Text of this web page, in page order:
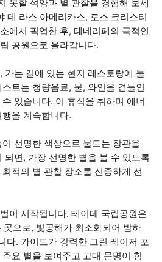
못할 석양과 별 관찰을 경험해 보세
데 라스 아메리카스, 로스 크리스티
에서 픽업한 후, 테네리페의 극적인
공원으로 올라갑니다.
가는 길에 있는 현지 레스토랑에 들
트는 청량음료, 물, 와인을 곁들인
있습니다. 이 휴식을 취하며 에너
을 계속합니다.
선명한 색상으로 물드는 장관을
되면, 가장 선명한 별을 볼 수 있도록
적의 별 관찰 장소를 신중하게 선
이 시작됩니다. 테이데 국립공원은
으로, 빛공해가 최소화되어 밤하
다. 가이드가 강력한 그린 레이저 포
요 별을 보여주고 고대 문명이 항